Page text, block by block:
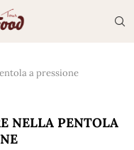
a pressione
NELLA PENTOLA